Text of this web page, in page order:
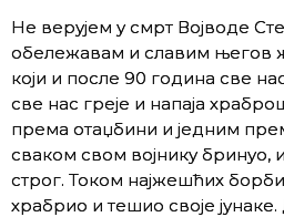
Не верујем у смрт Војводе
обележавам и славим његов
који и после 90 година све
све нас греје и напаја
према отаџбини и једним
сваком свом војнику бринуо,
строг. Током најжешћих
храбрио и тешио своје